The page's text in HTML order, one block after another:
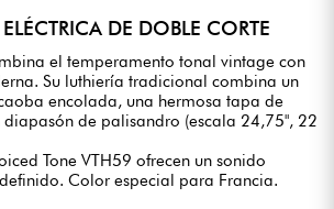
DE DOBLE CORTE
el temperamento tonal vintage con
Su luthiería tradicional combina un
encolada, una hermosa tapa de
de palisandro (escala 24,75", 22
Tone VTH59 ofrecen un sonido
Color especial para Francia.